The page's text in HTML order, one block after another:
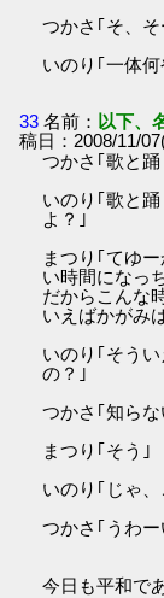
つかさ｢そ、
いのり｢一体
33 名前： 以下、
稿日：2008/11/
つかさ｢歌と踊
いのり｢歌と
よ？｣
まつり｢てゆ
い時間になっ
だからこんな
いえばかがみ
いのり｢そう
の？｣
つかさ｢知らな
まつり｢そう｣
いのり｢じゃ
つかさ｢うわー
今日も平和で